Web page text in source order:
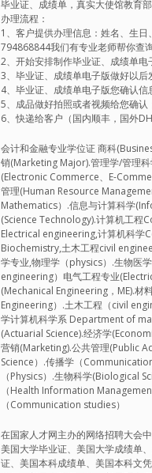
毕业证、成绩单，真实大使馆教育部
办理流程：
1、客户提供办理信息：姓名、生
794868844我们有专业老师帮你查
2、开始安排制作毕业证、成绩单电
3、毕业证、成绩单电子版做好以后
4、毕业证、成绩单电子版您确认信
5、成品做好拍照或者视频给您确认
6、快递给客户（国内顺丰，国外
会计和金融专业学位证 商科
销(Marketing Major).管理学/管理
(Electronic Commerce、E-
管理(Human Resource
Mathematics）.信息与计算科学
(Science Technology).计算机工
Electrical engineering,计算机科
Biochemistry,土木工程civil
学专业,物理学（physics）.生物医
engineering）电气工程专业
(Mechanical Engineering，ME).材
Engineering）.土木工程（civil
学计算机科学系 Department of
(Actuarial Science).经济学
营销(Marketing).公共管理(Public
Science）.传播学（
（Physics）.生物科学(Biological
（Health Information
（Communication studies）
在国家人才网主办的网络招聘大会
美国大学毕业证、美国大学成绩单
证、美国本科成绩单、美国本科文